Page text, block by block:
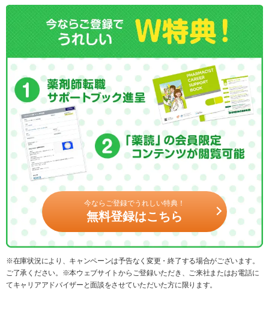
今ならご登録でうれしい特典！
無料登録はこちら
※在庫状況により、キャンペーンは予告なく変更・終了する場合がございます。
ご了承ください。※本ウェブサイトからご登録いただき、ご来社またはお電話に
てキャリアアドバイザーと面談をさせていただいた方に限ります。